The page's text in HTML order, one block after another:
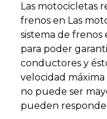
Las motocicletas
frenos en Las
sistema de frenos
para poder
conductores y
velocidad
no puede ser
pueden